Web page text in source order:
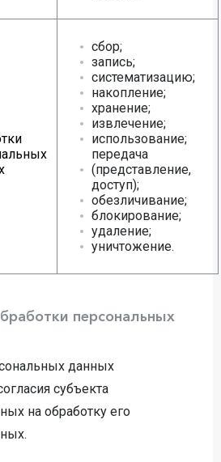
сбор;
запись;
систематизацию;
накопление;
хранение;
извлечение;
использование;
передача
(представление,
доступ);
обезличивание;
блокирование;
удаление;
уничтожение.
персональных
данных
субъекта
на обработку его